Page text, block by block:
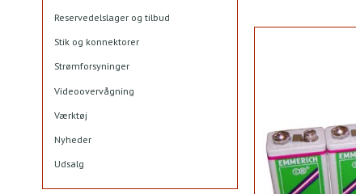
Reservedelslager og tilbud
Stik og konnektorer
Strømforsyninger
Videoovervågning
Værktøj
Nyheder
Udsalg